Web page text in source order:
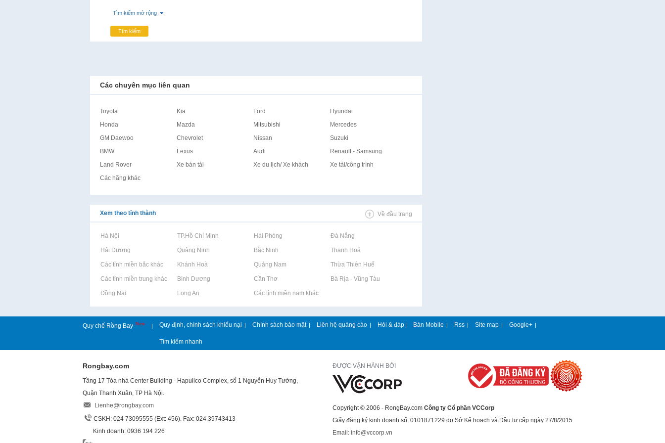
Tìm kiếm mở rộng
Tìm kiếm
Các chuyên mục liên quan
Toyota Kia Ford
Hyundai
Honda
Mazda Mitsubishi
Mercedes
GM Daewoo
Chevrolet Nissan
Suzuki
BMW
Lexus Audi
Renault - Samsung
Land Rover
Xe bán tải Xe du lịch/ Xe khách
Xe tải/công trình
Các hãng khác
Xem theo tỉnh thành Về đầu trang
Rao vặt tại Hà Nội Rao vặt tại TP.Hồ Chí Minh Rao vặt tại Hải Phòng Rao vặt tại Đà Nẵng
Rao vặt tại Hải Dương Rao vặt tại Quảng Ninh Rao vặt tại Bắc Ninh Rao vặt tại Thanh Hoá
Rao vặt tại Các tỉnh miền bắc khácRao vặt tại Khánh Hoà Rao vặt tại Quảng Nam Rao vặt tại Thừa Thiên Huế
Rao vặt tại Các tỉnh miền trung khácRao vặt tại Bình Dương Rao vặt tại Cần Thơ Rao vặt tại Bà Rịa - Vũng Tàu
Rao vặt tại Đồng Nai Rao vặt tại Long An Rao vặt tại Các tỉnh miền nam khác
Quy chế Rồng Bay New | Quy định, chính sách khiếu nại | Chính sách bảo mật | Liên hệ quảng cáo | Hỏi & đáp | Bản Mobile | Rss | Site map | Google+ |
Tìm kiếm nhanh
Rongbay.com
Tầng 17 Tòa nhà Center Building - Hapulico Complex, số 1 Nguyễn Huy Tưởng,
Quận Thanh Xuân, TP Hà Nội.
Lienhe@rongbay.com
CSKH: 024 73095555 (Ext: 456). Fax: 024 39743413
Kinh doanh: 0936 194 226
ĐƯỢC VẬN HÀNH BỞI
Copyright © 2006 - RongBay.com Công ty Cổ phần VCCorp
Giấy đăng ký kinh doanh số: 0101871229 do Sở Kế hoạch và Đầu tư cấp ngày 27/8/2015
Email: info@vccorp.vn